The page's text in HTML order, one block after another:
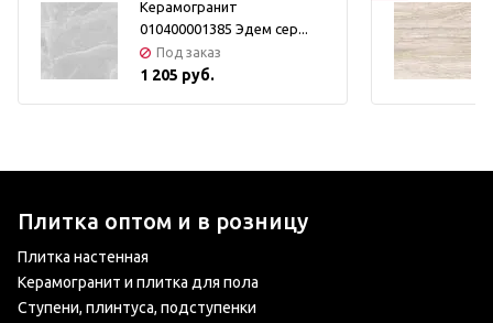
Керамогранит
010400001385 Эдем сер...
Под заказ
1 205 руб.
Плитка оптом и в розницу
Плитка настенная
Керамогранит и плитка для пола
Ступени, плинтуса, подступенки